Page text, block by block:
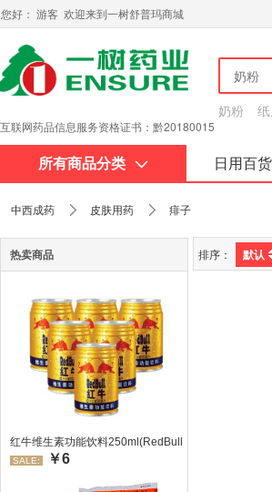
您好： 游客 欢迎来到一树舒普玛商城
互联网药品信息服务资格证书：黔20180015
奶粉
所有商品分类 日用百货
中西成药 皮肤用药 痱子
热卖商品
红牛维生素功能饮料250ml(RedBull/红牛)
SALE: ￥6
排序： 默认